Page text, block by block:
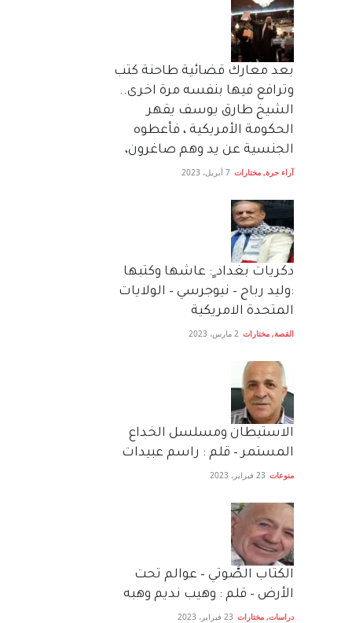
بعد معارك قضائية طاحنة كتب
وترافع فيها بنفسه مرة اخرى..
الشيخ طارق يوسف يقهر
الحكومة الأمريكية ، فأعطوه
الجنسية عن يد وهم صاغرون،
آراء حرة, مختارات 7 أبريل، 2023
دكريات بغداد ٍ: عاشها وكتبها
:وليد رباح – نيوجرسي – الولايات
المتحدة الامريكية
القصة, مختارات 2 مارس، 2023
الاستيطان ومسلسل الخداع
المستمر – قلم : راسم عبيدات
منوعات 23 فبراير، 2023
الكتاب الصَّوتي – عوالم تحت
الأرض – قلم : وهيب نديم وهبه
دراسات, مختارات 23 فبراير، 2023